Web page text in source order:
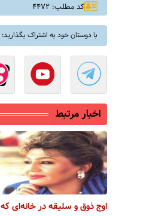
کد مطلب: ۴۴۷۲
با دوستان خود به اشتراک بگذارید:
اخبار مرتبط
اوج ذوق و سلیقه در خانه‌ای که